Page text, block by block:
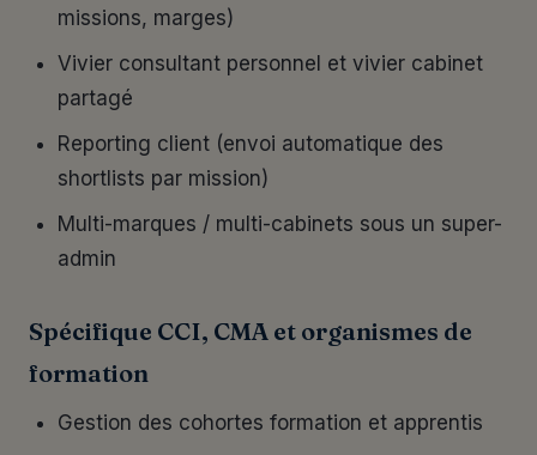
missions, marges)
Vivier consultant personnel et vivier cabinet
partagé
Reporting client (envoi automatique des
shortlists par mission)
Multi-marques / multi-cabinets sous un super-
admin
Spécifique CCI, CMA et organismes de
formation
Gestion des cohortes formation et apprentis